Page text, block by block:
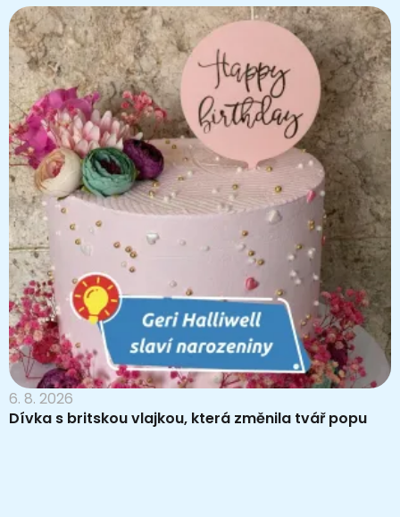
6. 8. 2026
Dívka s britskou vlajkou, která změnila tvář popu